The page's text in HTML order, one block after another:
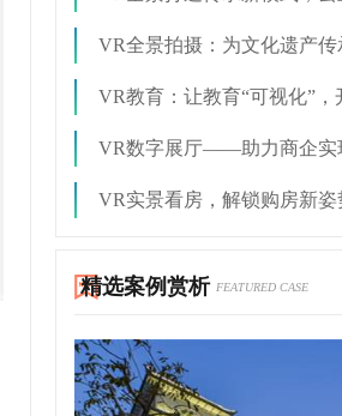
VR全景拍摄：为文化遗产传
VR教育：让教育“可视化”
VR数字展厅——助力商企实
VR实景看房，解锁购房新姿
精选案例赏析 FEATURED CASE